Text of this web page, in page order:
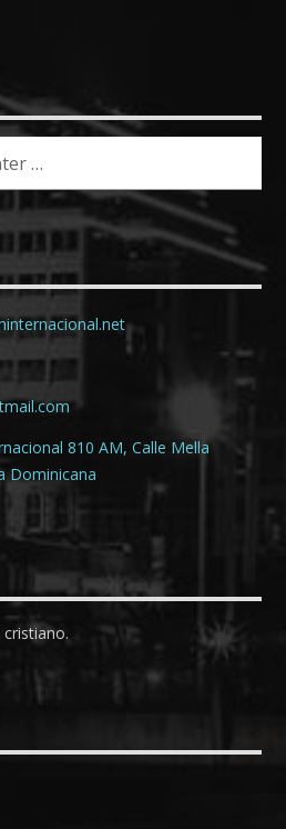
810 AM, Calle Mella
Dominicana